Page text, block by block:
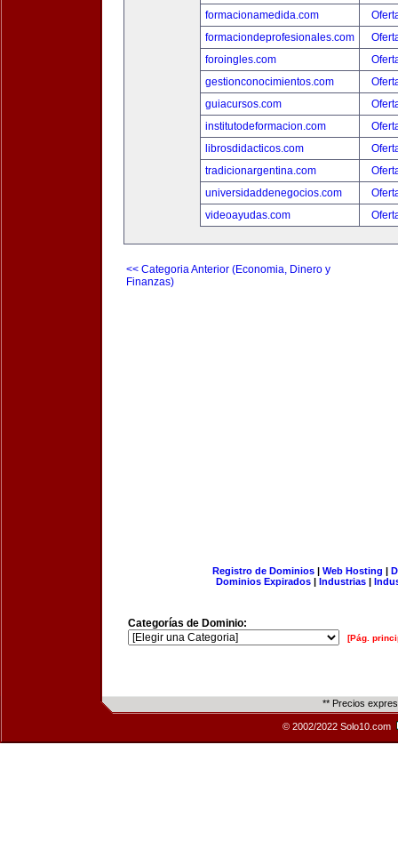
formacionamedida.com
formaciondeprofesionales.com
foroingles.com
gestionconocimientos.com
guiacursos.com
institutodeformacion.com
librosdidacticos.com
tradicionargentina.com
universidaddenegocios.com
videoayudas.com
<< Categoria Anterior (Economia, Dinero y
Finanzas)
Registro de Dominios| Web Hosting |
Dominios Expirados | Industrias |
Categorías de Dominio:
[Pág.
** Precios
© 2002/2022 Solo10.com